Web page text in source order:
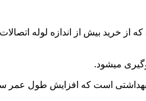
از خرید بیش از اندازه لوله